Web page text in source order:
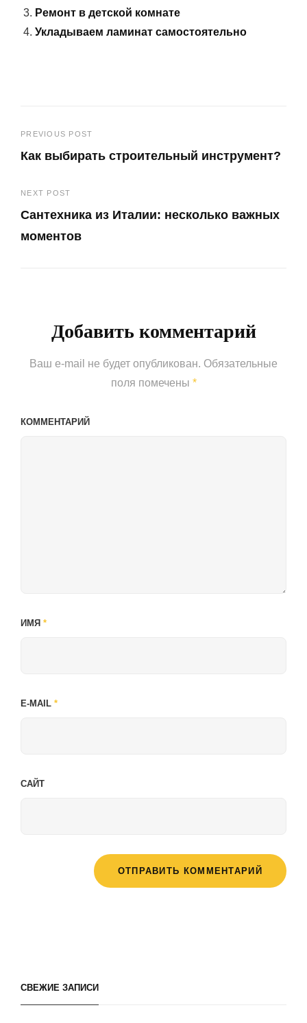
Ремонт в детской комнате
Укладываем ламинат самостоятельно
Навигация
по
записям
PREVIOUS POST
Как выбирать строительный инструмент?
Post
NEXT POST
Сантехника из Италии: несколько важных
моментов
Добавить комментарий
Ваш e-mail не будет опубликован. Обязательные
поля помечены *
КОММЕНТАРИЙ
ИМЯ *
E-MAIL *
САЙТ
СВЕЖИЕ ЗАПИСИ